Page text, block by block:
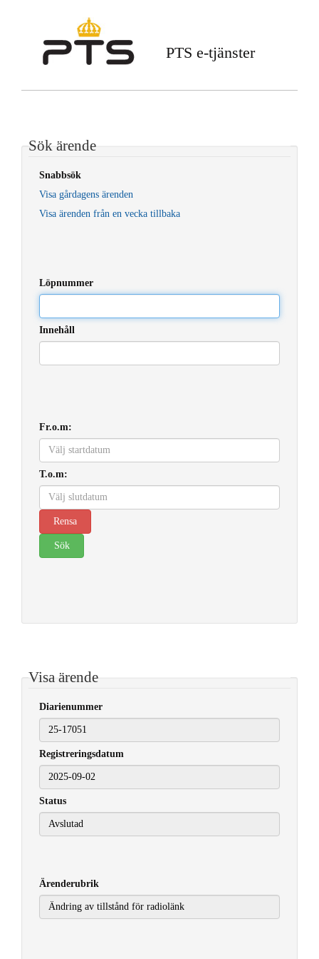
PTS e-tjänster
Sök ärende
Snabbsök
Visa gårdagens ärenden
Visa ärenden från en vecka tillbaka
Löpnummer
Innehåll
Fr.o.m:
T.o.m:
Visa ärende
Diarienummer
Registreringsdatum
2025-09-02
Status
Ärenderubrik